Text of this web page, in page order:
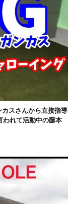
スさんから直接指導
われて活動中の藤本